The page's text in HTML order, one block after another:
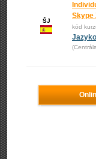
ŠJ
Skype
kód